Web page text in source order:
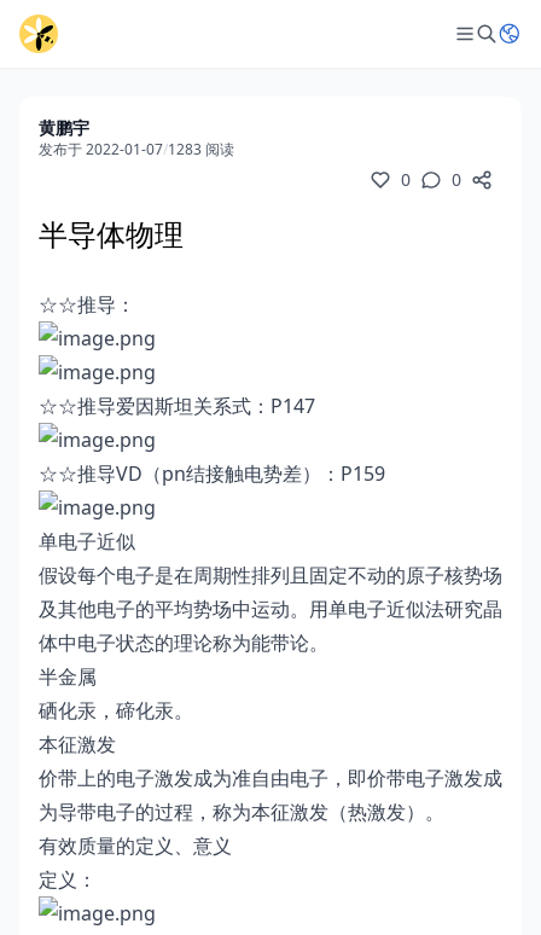
黄鹏宇
发布于 2022-01-07/1283 阅读
0 0
半导体物理
☆☆推导：
☆☆推导爱因斯坦关系式：P147
☆☆推导VD（pn结接触电势差）：P159
单电子近似
假设每个电子是在周期性排列且固定不动的原子核势场
及其他电子的平均势场中运动。用单电子近似法研究晶
体中电子状态的理论称为能带论。
半金属
硒化汞，碲化汞。
本征激发
价带上的电子激发成为准自由电子，即价带电子激发成
为导带电子的过程，称为本征激发（热激发）。
有效质量的定义、意义
定义：